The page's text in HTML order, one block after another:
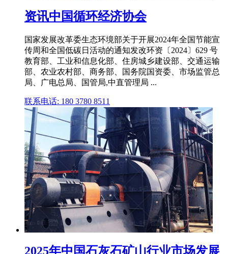
资讯中国循环经济协会
国家发展改革委生态环境部关于开展2024年全国节能宣
传周和全国低碳日活动的通知发改环资〔2024〕629 号
教育部、工业和信息化部、住房城乡建设部、交通运输
部、农业农村部、商务部、国务院国资委、市场监管总
局、广电总局、国管局,中直管理局 ...
联系电话: 180 3780 8511
2025年中国石灰石矿山行业市场发展